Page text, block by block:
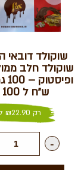
שוקולד דובאי
שוקולד חלב
ש״ח ל 100 גרם
רק ₪22.90
-